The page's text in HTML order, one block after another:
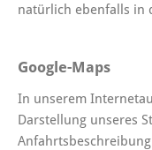
natürlich ebenfalls in
Google-Maps
In unserem
Darstellung unseres